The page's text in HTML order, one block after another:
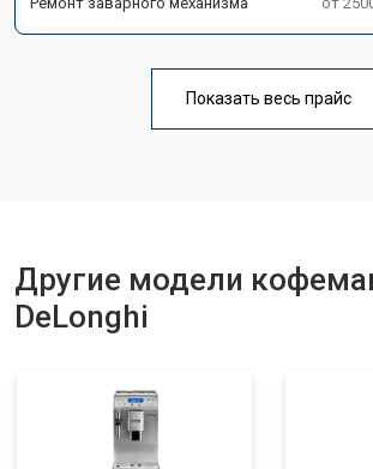
Показать весь прайс
Другие модели
DeLonghi